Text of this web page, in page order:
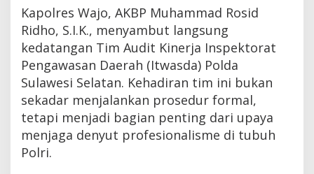
Kapolres Wajo, AKBP Muhammad Rosid
Ridho, S.I.K., menyambut langsung
kedatangan Tim Audit Kinerja Inspektorat
Pengawasan Daerah (Itwasda) Polda
Sulawesi Selatan. Kehadiran tim ini bukan
sekadar menjalankan prosedur formal,
tetapi menjadi bagian penting dari upaya
menjaga denyut profesionalisme di tubuh
Polri.